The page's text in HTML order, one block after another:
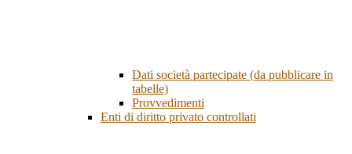
Dati società partecipate (da pubblicare in
tabelle)
Provvedimenti
Enti di diritto privato controllati